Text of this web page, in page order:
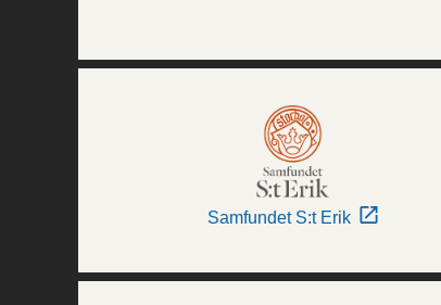
Samfundet S:t Erik